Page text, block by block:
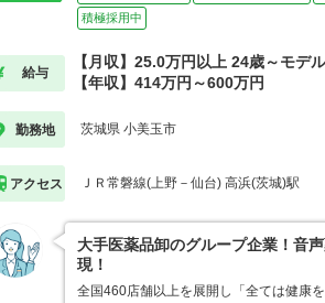
積極採用中
給与
【月収】25.0万円以上 24歳～モデル
【年収】414万円～600万円
勤務地 茨城県 小美玉市
アクセス ＪＲ常磐線(上野－仙台) 高浜(茨城)駅
大手医薬品卸のグループ企業！音
現！
全国460店舗以上を展開し「全ては健康